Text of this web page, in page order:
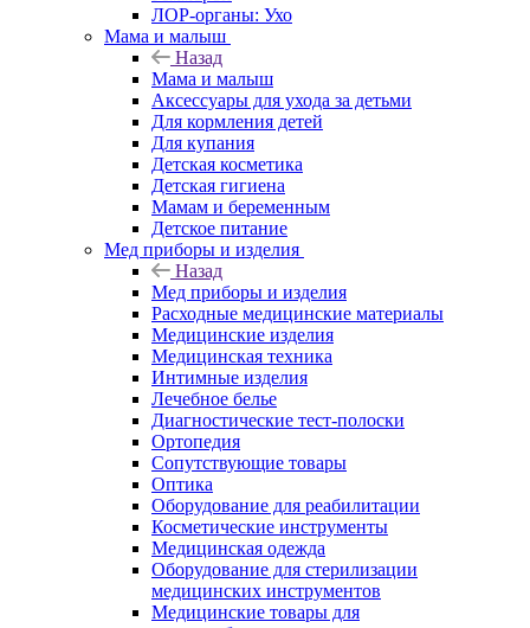
ЛОР-органы: Ухо
Мама и малыш
Назад
Мама и малыш
Аксессуары для ухода за детьми
Для кормления детей
Для купания
Детская косметика
Детская гигиена
Мамам и беременным
Детское питание
Мед приборы и изделия
Назад
Мед приборы и изделия
Расходные медицинские материалы
Медицинские изделия
Медицинская техника
Интимные изделия
Лечебное белье
Диагностические тест-полоски
Ортопедия
Сопутствующие товары
Оптика
Оборудование для реабилитации
Косметические инструменты
Медицинская одежда
Оборудование для стерилизации
медицинских инструментов
Медицинские товары для